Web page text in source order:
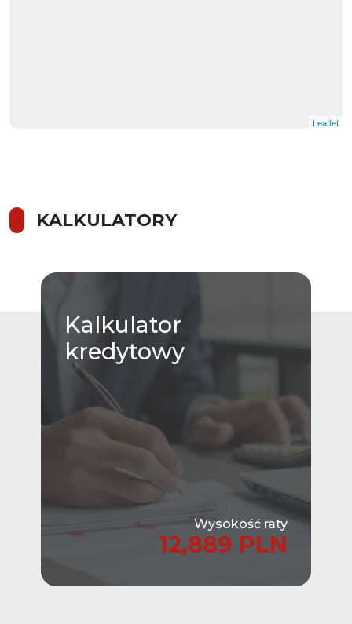
Leaflet
KALKULATORY
Kalkulator
kredytowy
Wysokość raty
12,889 PLN